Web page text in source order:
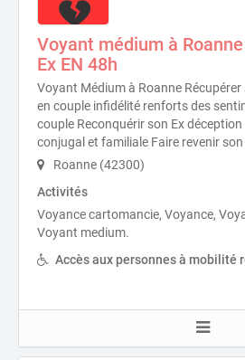
Voyant médium à
Ex EN 48h
Voyant Médium à Roanne
en couple infidélité renforts des
couple Reconquérir son Ex
conjugal et familiale Faire revenir
Roanne (42300)
Activités
Voyance cartomancie, Voyance,
Voyant medium.
Accès aux personnes à mobilité